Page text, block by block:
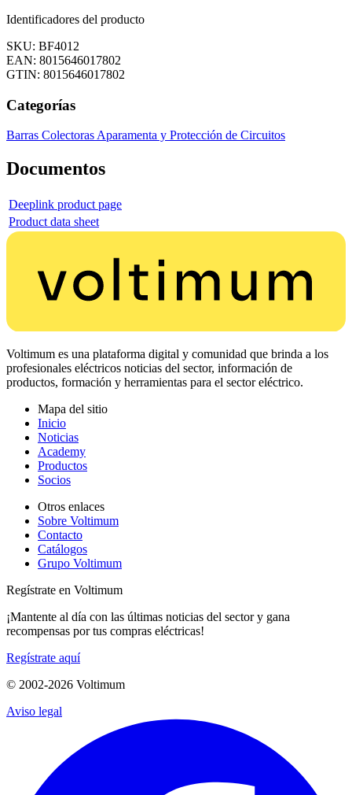
Identificadores del producto
SKU: BF4012
EAN: 8015646017802
GTIN: 8015646017802
Categorías
Barras Colectoras Aparamenta y Protección de Circuitos
Documentos
Deeplink product page
Product data sheet
Voltimum es una plataforma digital y comunidad que brinda a los
profesionales eléctricos noticias del sector, información de
productos, formación y herramientas para el sector eléctrico.
Mapa del sitio
Inicio
Noticias
Academy
Productos
Socios
Otros enlaces
Sobre Voltimum
Contacto
Catálogos
Grupo Voltimum
Regístrate en Voltimum
¡Mantente al día con las últimas noticias del sector y gana
recompensas por tus compras eléctricas!
Regístrate aquí
© 2002-2026 Voltimum
Aviso legal